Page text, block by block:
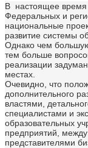
В настоящее время
Федеральных и
национальные
развитие системы
Однако чем большую
тем больше
реализации
местах.
Очевидно, что
дополнительного
властями,
специалистами и
образовательных
предприятий,
представителями